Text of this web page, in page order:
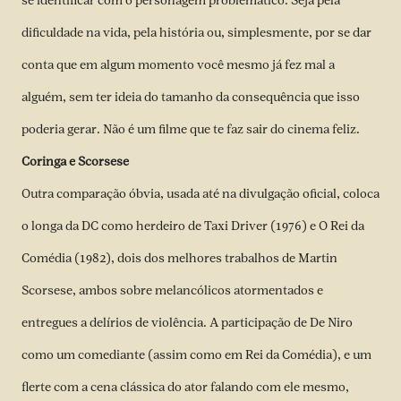
dificuldade na vida, pela história ou, simplesmente, por se dar
conta que em algum momento você mesmo já fez mal a
alguém, sem ter ideia do tamanho da consequência que isso
poderia gerar. Não é um filme que te faz sair do cinema feliz.
Coringa e Scorsese
Outra comparação óbvia, usada até na divulgação oficial, coloca
o longa da DC como herdeiro de Taxi Driver (1976) e O Rei da
Comédia (1982), dois dos melhores trabalhos de Martin
Scorsese, ambos sobre melancólicos atormentados e
entregues a delírios de violência. A participação de De Niro
como um comediante (assim como em Rei da Comédia), e um
flerte com a cena clássica do ator falando com ele mesmo,